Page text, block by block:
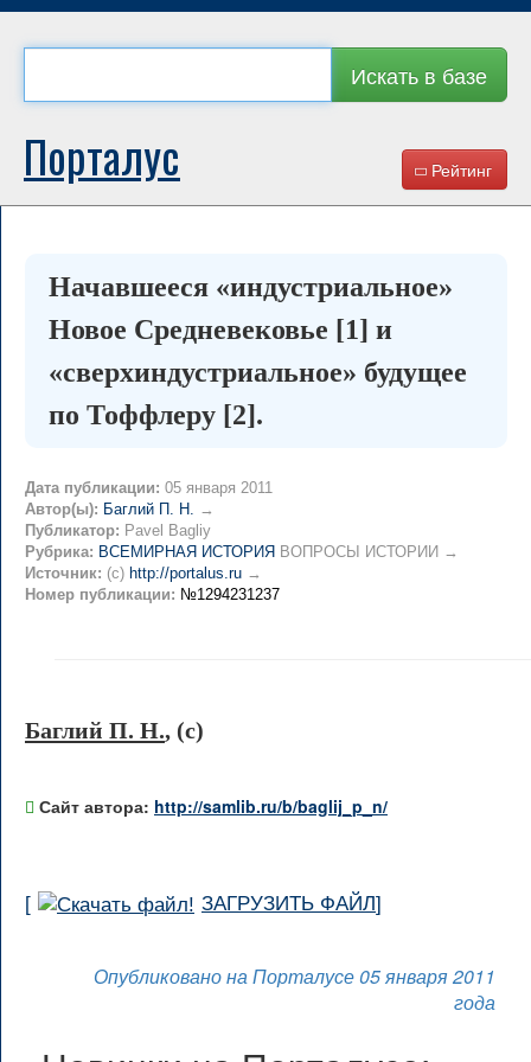
Искать в базе
Рейтинг
Порталус
Начавшееся «индустриальное»
Новое Средневековье [1] и
«сверхиндустриальное» будущее
по Тоффлеру [2].
Дата публикации: 05 января 2011
Автор(ы): Баглий П. Н. →
Публикатор: Pavel Bagliy
Рубрика: ВСЕМИРНАЯ ИСТОРИЯ ВОПРОСЫ ИСТОРИИ →
Источник: (c) http://portalus.ru →
Номер публикации: №1294231237
Баглий П. Н., (c)
Сайт автора: http://samlib.ru/b/baglij_p_n/
[ ЗАГРУЗИТЬ ФАЙЛ]
Опубликовано на Порталусе 05 января 2011
года